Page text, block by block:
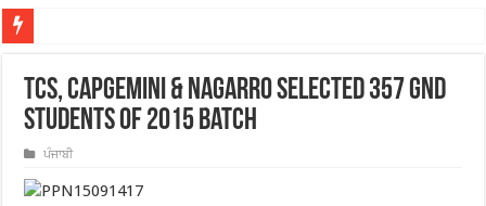
TCS, Capgemini & Nagarro selected 357 GND
students of 2015 Batch
ਪੰਜਾਬੀ